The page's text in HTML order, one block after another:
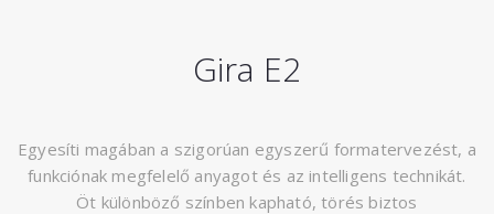
Gira E2
Egyesíti magában a szigorúan egyszerű formatervezést, a
funkciónak megfelelő anyagot és az intelligens technikát.
Öt különböző színben kapható, törés biztos